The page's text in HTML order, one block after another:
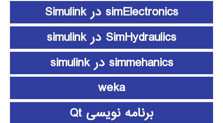
simElectronics در Simulink
SimHydraulics در simulink
simmehanics در simulink
weka
برنامه نویسی Qt